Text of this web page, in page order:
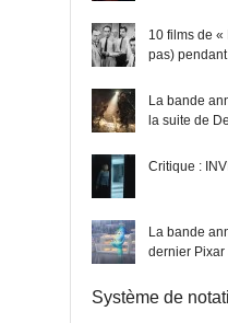
10 films de «
pas)
La bande
la suite de
Critique :
La bande
dernier Pixar
Système de